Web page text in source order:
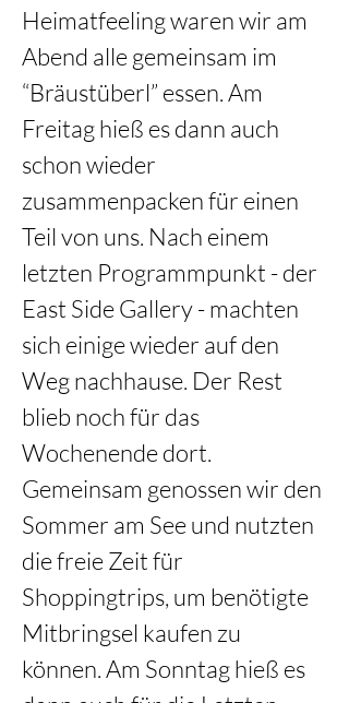
Heimatfeeling waren wir am
Abend alle gemeinsam im
“Bräustüberl” essen. Am
Freitag hieß es dann auch
schon wieder
zusammenpacken für einen
Teil von uns. Nach einem
letzten Programmpunkt - der
East Side Gallery - machten
sich einige wieder auf den
Weg nachhause. Der Rest
blieb noch für das
Wochenende dort.
Gemeinsam genossen wir den
Sommer am See und nutzten
die freie Zeit für
Shoppingtrips, um benötigte
Mitbringsel kaufen zu
können. Am Sonntag hieß es